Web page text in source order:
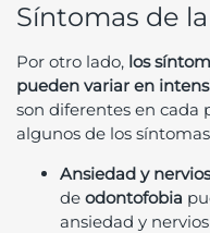
Síntomas de
Por otro lado, los
pueden variar en
son diferentes en cada
algunos de los
Ansiedad y
de odontofobia
ansiedad y